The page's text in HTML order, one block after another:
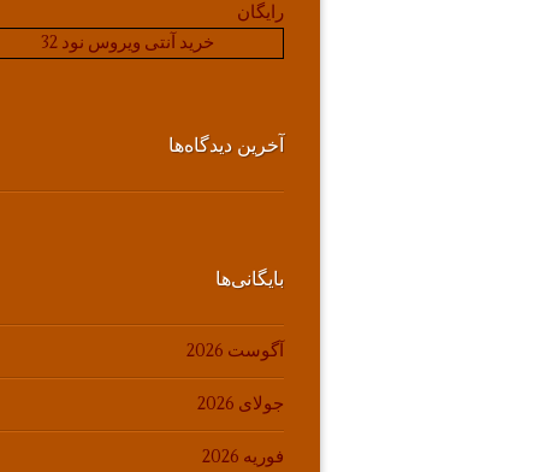
رایگان
خرید آنتی ویروس نود 32
آخرین دیدگاه‌ها
بایگانی‌ها
آگوست 2026
جولای 2026
فوریه 2026